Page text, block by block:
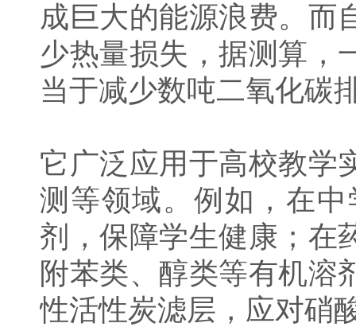
成巨大的能源浪费。而
少热量损失，据测算，
当于减少数吨二氧化碳
它广泛应用于高校教学
测等领域。例如，在
剂，保障学生健康；在
附苯类、醇类等有机溶
性活性炭滤层，应对硝